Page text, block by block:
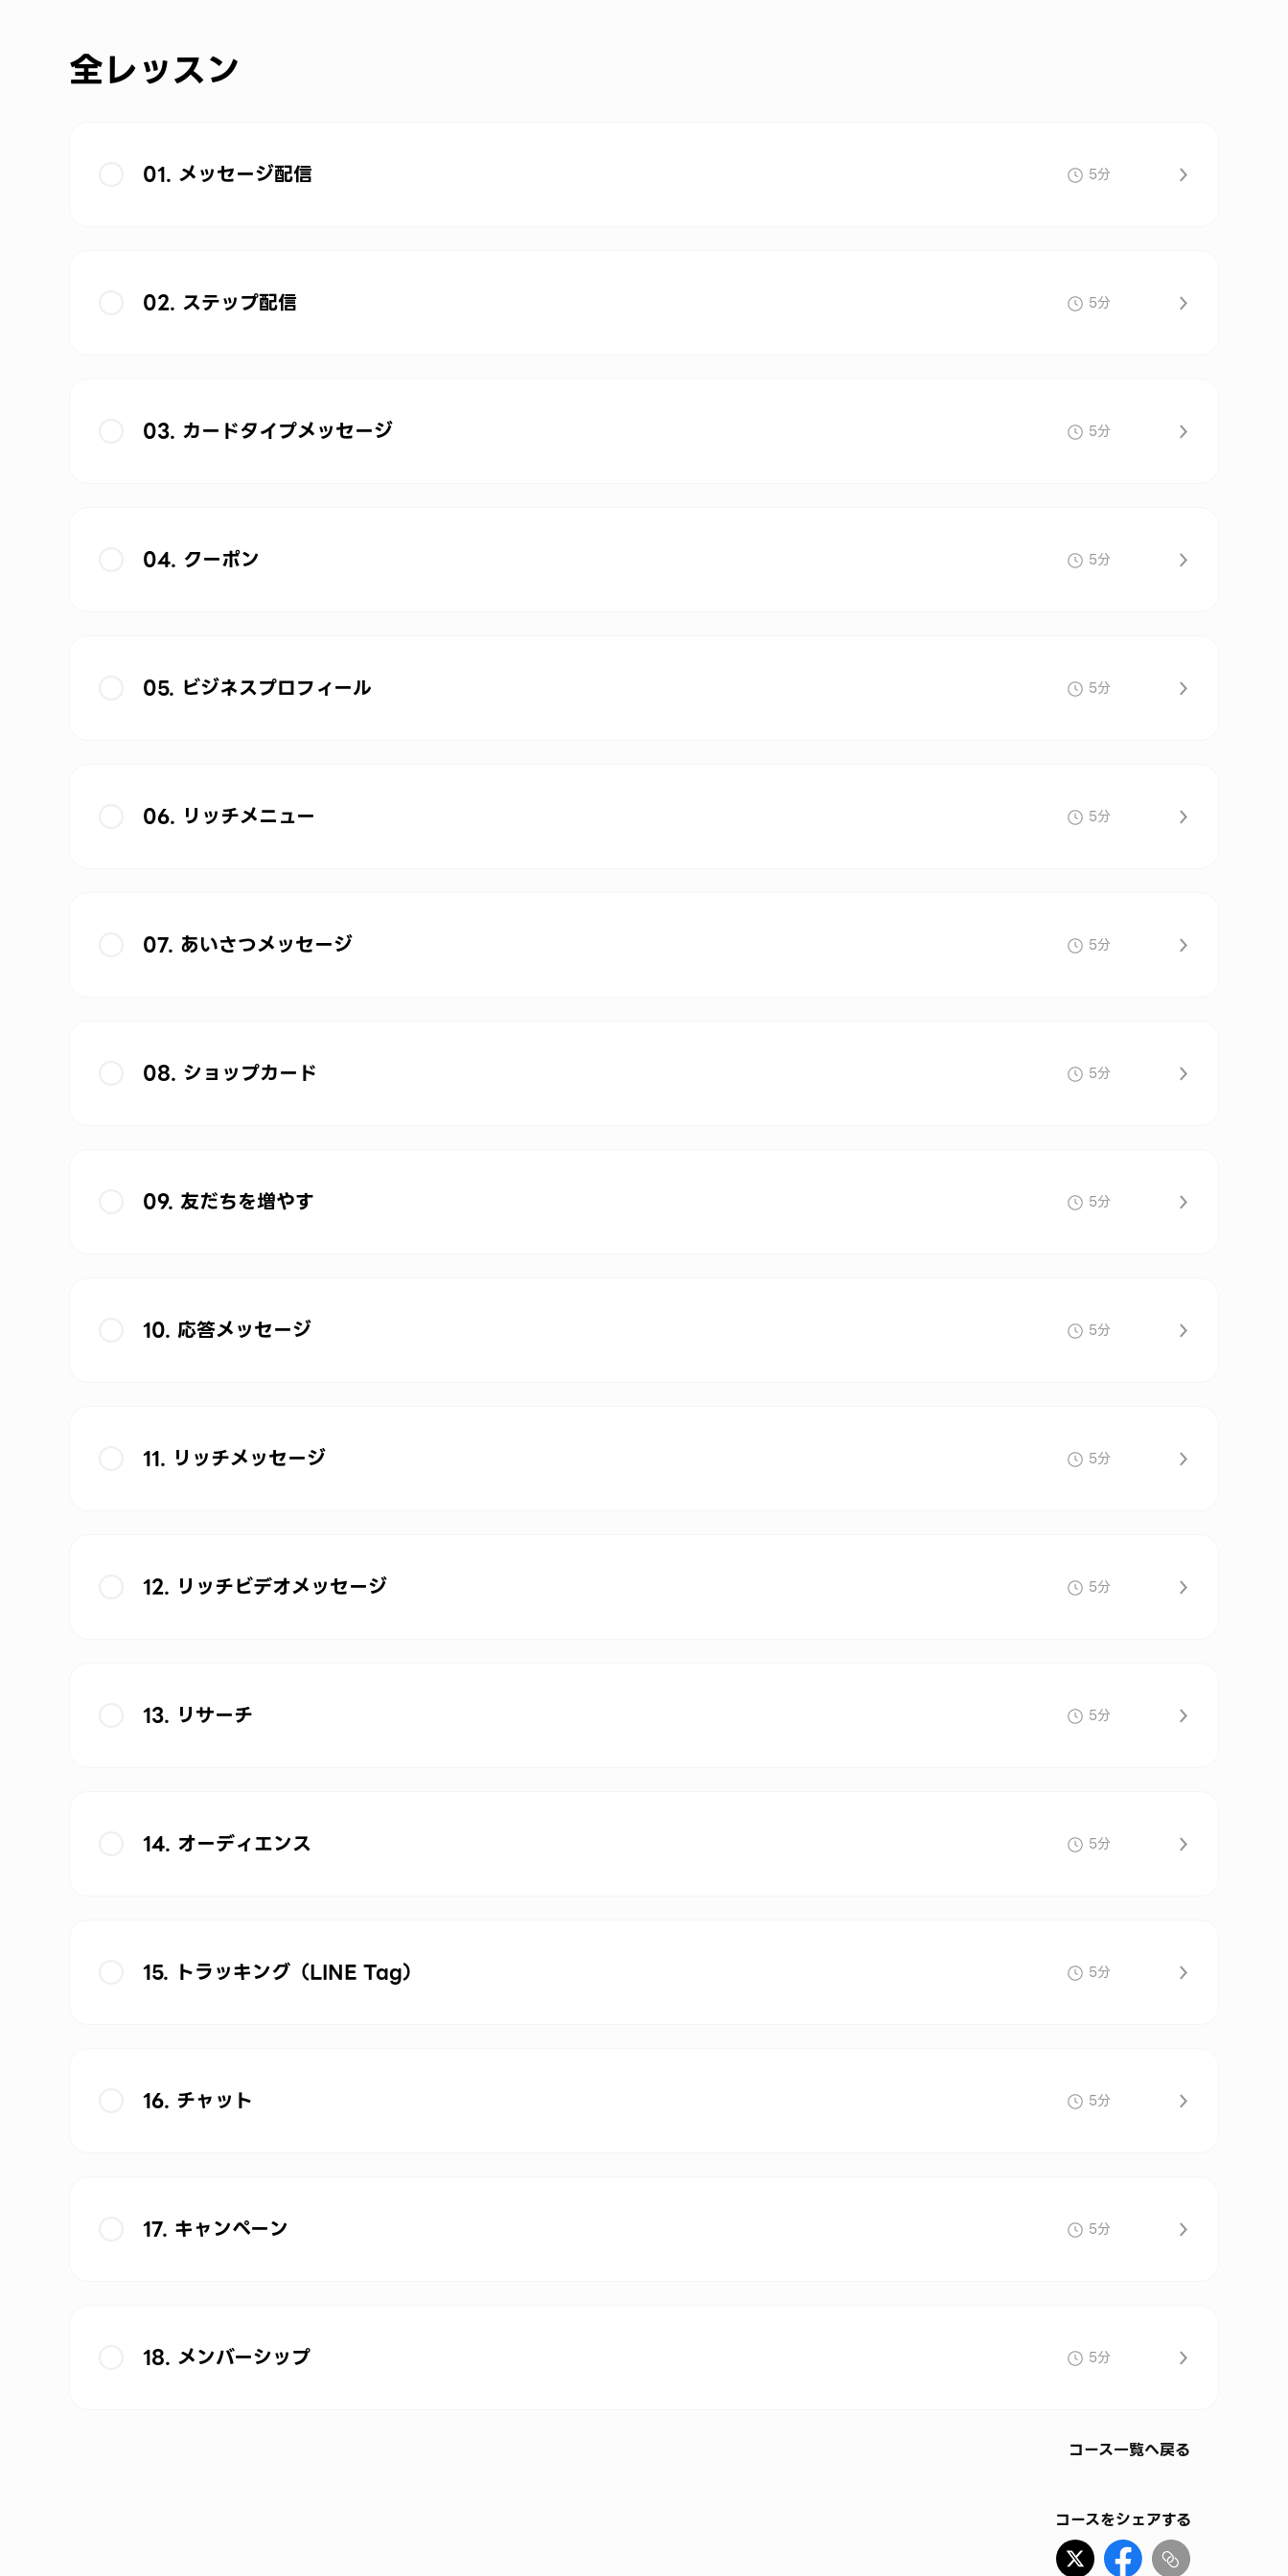
全レッスン
01. メッセージ配信 5分
02. ステップ配信 5分
03. カードタイプメッセージ 5分
04. クーポン 5分
05. ビジネスプロフィール 5分
06. リッチメニュー 5分
07. あいさつメッセージ 5分
08. ショップカード 5分
09. 友だちを増やす 5分
10. 応答メッセージ 5分
11. リッチメッセージ 5分
12. リッチビデオメッセージ 5分
13. リサーチ 5分
14. オーディエンス 5分
15. トラッキング（LINE Tag） 5分
16. チャット 5分
17. キャンペーン 5分
18. メンバーシップ 5分
コース一覧へ戻る
コースをシェアする